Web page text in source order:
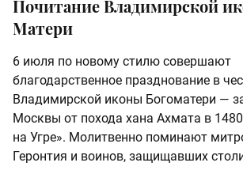
Почитание Владимирской
Матери
6 июля по новому стилю совершают
благодарственное празднование в
Владимирской иконы Богоматери —
Москвы от похода хана Ахмата в 1480
на Угре». Молитвенно поминают
Геронтия и воинов, защищавших